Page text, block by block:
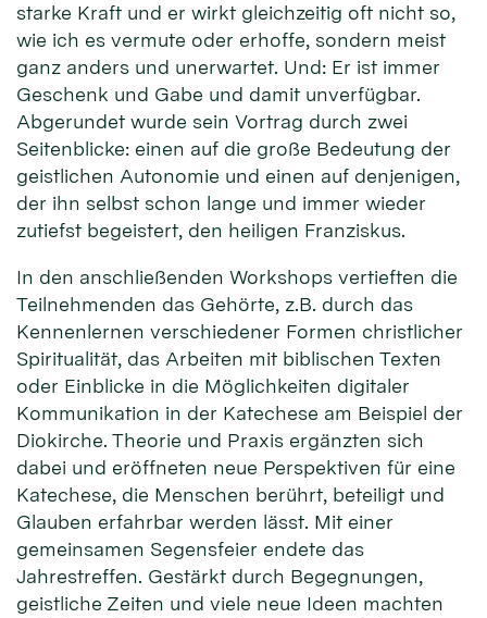
starke Kraft und er wirkt gleichzeitig oft nicht so,
wie ich es vermute oder erhoffe, sondern meist
ganz anders und unerwartet. Und: Er ist immer
Geschenk und Gabe und damit unverfügbar.
Abgerundet wurde sein Vortrag durch zwei
Seitenblicke: einen auf die große Bedeutung der
geistlichen Autonomie und einen auf denjenigen,
der ihn selbst schon lange und immer wieder
zutiefst begeistert, den heiligen Franziskus.
In den anschließenden Workshops vertieften die
Teilnehmenden das Gehörte, z.B. durch das
Kennenlernen verschiedener Formen christlicher
Spiritualität, das Arbeiten mit biblischen Texten
oder Einblicke in die Möglichkeiten digitaler
Kommunikation in der Katechese am Beispiel der
Diokirche. Theorie und Praxis ergänzten sich
dabei und eröffneten neue Perspektiven für eine
Katechese, die Menschen berührt, beteiligt und
Glauben erfahrbar werden lässt. Mit einer
gemeinsamen Segensfeier endete das
Jahrestreffen. Gestärkt durch Begegnungen,
geistliche Zeiten und viele neue Ideen machten